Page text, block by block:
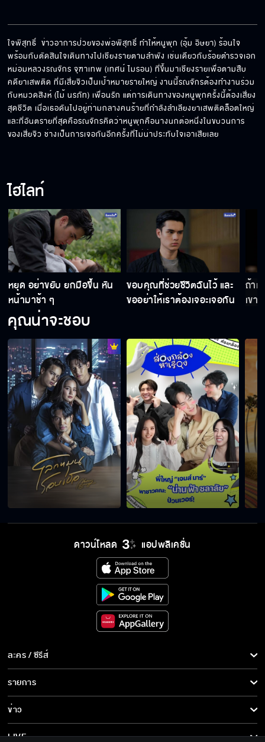
ใจพิสุทธิ์  ข่าวอาการป่วยของพ่อพิสุทธิ์ ทำให้หนูพุก (อุ้ม อิษยา) ร้อนใจ
พร้อมกับตัดสินใจเดินทางไปเชียงรายตามลำพัง เช่นเดียวกับร้อยตำรวจเอก
หม่อมหลวงรณจักร จุฑาเทพ (เทศน์ ไมรอน) ที่ขึ้นมาเชียงรายเพื่อตามสืบ
คดียาเสพติด ที่มีเสี่ยจิวเป็นเป้าหมายรายใหญ่ งานนี้รณจักรต้องทำงานร่วม
กับหมวดสิงห์ (ไม้ นรภัท) เพื่อนรัก แต่การเดินทางของหนูพุกครั้งนี้ต้องเสี่ยง
สุดชีวิต เมื่อเธอดันไปอยู่ท่ามกลางคนร้ายที่กำลังลำเลียงยาเสพติดล็อตใหญ่
และที่อันตรายที่สุดคือรณจักรคิดว่าหนูพุกคือนางนกต่อหนึ่งในขบวนการ
ของเสี่ยจิว ช่างเป็นการเจอกันอีกครั้งที่ไม่น่าประทับใจเอาเสียเลย
ไฮไลท์
หยุด อย่าขยับ ยกมือขึ้น หัน
หน้ามาช้า ๆ
ขอบคุณที่ช่วยชีวิตฉันไว้ และ
ขออย่าให้เราต้องเจอะเจอกัน
ถ้าเ
เขา
คุณน่าจะชอบ
ดาวน์โหลด แอปพลิเคชั่น
ละคร / ซีรีส์
ละคร/ซีรีส์
ซีรีส์นานาชาติ
การ์ตูน & เกม
รายการ
รายการทั้งหมด
ข่าว
ข่าวทั้งหมด
LIVE